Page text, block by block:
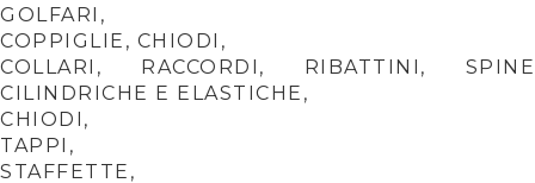
GOLFARI,
COPPIGLIE, CHIODI,
COLLARI, RACCORDI, RIBATTINI, SPINE
CILINDRICHE E ELASTICHE,
CHIODI,
TAPPI,
STAFFETTE,